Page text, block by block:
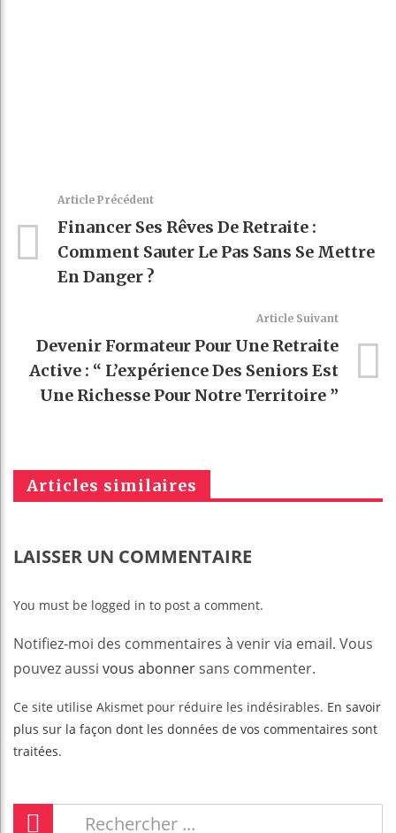
Article Précédent
Financer Ses Rêves De Retraite :
Comment Sauter Le Pas Sans Se Mettre
En Danger ?
Article Suivant
Devenir Formateur Pour Une Retraite
Active : “ L’expérience Des Seniors Est
Une Richesse Pour Notre Territoire ”
Articles similaires
LAISSER UN COMMENTAIRE
You must be logged in to post a comment.
Notifiez-moi des commentaires à venir via email. Vous
pouvez aussi vous abonnersans commenter.
Ce site utilise Akismet pour réduire les indésirables. En savoir
plus sur la façon dont les données de vos commentaires sont
traitées.